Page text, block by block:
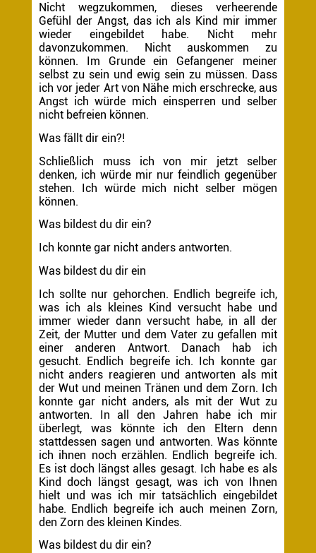
Nicht wegzukommen, dieses verheerende
Gefühl der Angst, das ich als Kind mir immer
wieder eingebildet habe. Nicht mehr
davonzukommen. Nicht auskommen zu
können. Im Grunde ein Gefangener meiner
selbst zu sein und ewig sein zu müssen. Dass
ich vor jeder Art von Nähe mich erschrecke, aus
Angst ich würde mich einsperren und selber
nicht befreien können.
Was fällt dir ein?!
Schließlich muss ich von mir jetzt selber
denken, ich würde mir nur feindlich gegenüber
stehen. Ich würde mich nicht selber mögen
können.
Was bildest du dir ein?
Ich konnte gar nicht anders antworten.
Was bildest du dir ein
Ich sollte nur gehorchen. Endlich begreife ich,
was ich als kleines Kind versucht habe und
immer wieder dann versucht habe, in all der
Zeit, der Mutter und dem Vater zu gefallen mit
einer anderen Antwort. Danach hab ich
gesucht. Endlich begreife ich. Ich konnte gar
nicht anders reagieren und antworten als mit
der Wut und meinen Tränen und dem Zorn. Ich
konnte gar nicht anders, als mit der Wut zu
antworten. In all den Jahren habe ich mir
überlegt, was könnte ich den Eltern denn
stattdessen sagen und antworten. Was könnte
ich ihnen noch erzählen. Endlich begreife ich.
Es ist doch längst alles gesagt. Ich habe es als
Kind doch längst gesagt, was ich von Ihnen
hielt und was ich mir tatsächlich eingebildet
habe. Endlich begreife ich auch meinen Zorn,
den Zorn des kleinen Kindes.
Was bildest du dir ein?